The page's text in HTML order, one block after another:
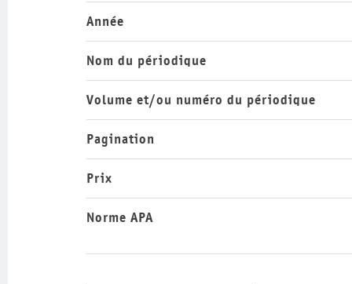
Année
Nom du périodique
Volume et/ou numéro du périodique
Pagination
Prix
Norme APA